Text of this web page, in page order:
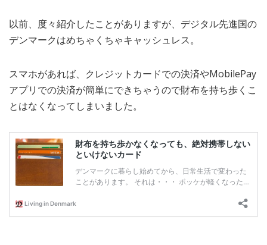
MEDIA– メディア掲載 TRAVEL– 旅行
EVERYDAY – 日常ブログ
以前、度々紹介したことがありますが、デジタル先進国の
デンマークはめちゃくちゃキャッシュレス。
スマホがあれば、クレジットカードでの決済やMobilePay
アプリでの決済が簡単にできちゃうので財布を持ち歩くこ
とはなくなってしまいました。